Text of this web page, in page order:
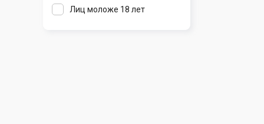
Старые Дороги
Лиц моложе 18 лет